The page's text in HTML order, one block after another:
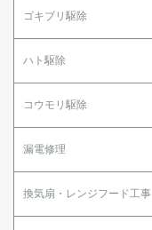
ゴキブリ駆除
ハト駆除
コウモリ駆除
漏電修理
換気扇・レンジフード工事